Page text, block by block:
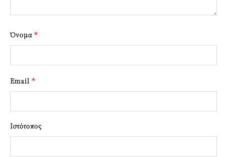
Όνομα*
Email *
Ιστότοπος